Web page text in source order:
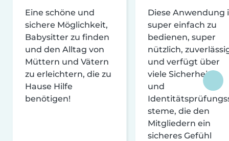
Eine schöne und
sichere Möglichkeit,
Babysitter zu finden
und den Alltag von
Müttern und Vätern
zu erleichtern, die zu
Hause Hilfe
benötigen!
Diese Anwendung
super einfach zu
bedienen, super
nützlich,
und verfügt über
viele Sicherheits-
und
steme, die den
Mitgliedern ein
sicheres Gefühl